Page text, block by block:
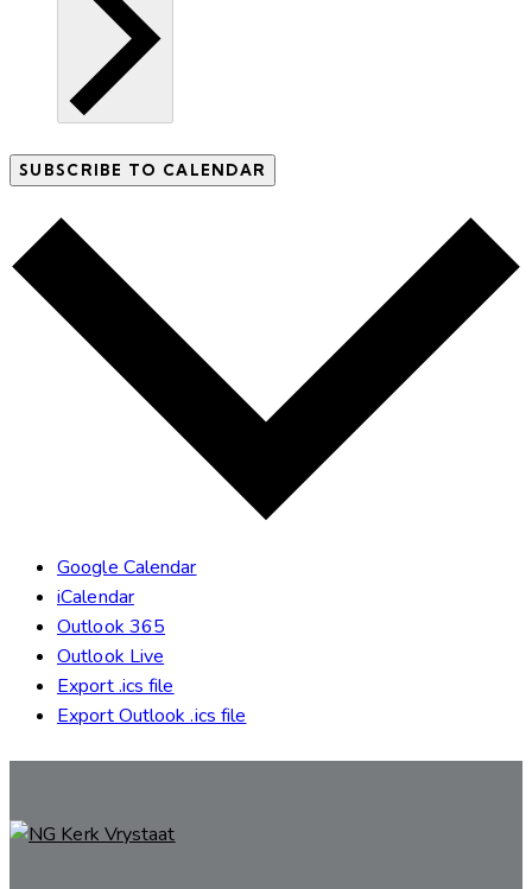
SUBSCRIBE TO CALENDAR
Google Calendar
iCalendar
Outlook 365
Outlook Live
Export .ics file
Export Outlook .ics file